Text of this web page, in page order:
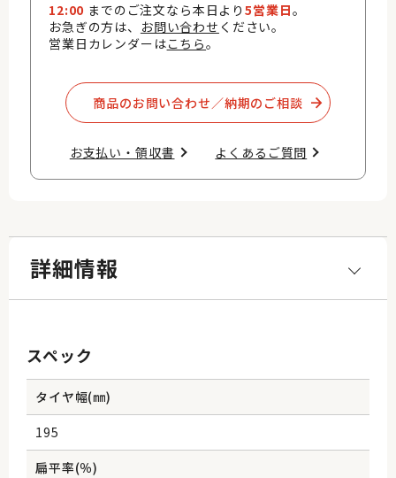
12:00 までのご注文なら本日より5営業日。
お急ぎの方は、 お問い合わせ ください。
営業日カレンダーはこちら。
商品のお問い合わせ／納期のご相談​
お支払い・領収書​ よくあるご質問​
詳細情報
スペック
タイヤ幅(㎜)
195
扁平率(％)